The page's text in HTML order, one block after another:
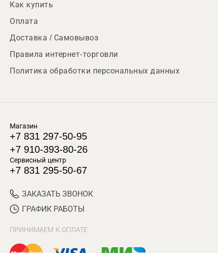
Как купить
Оплата
Доставка / Самовывоз
Правила интернет-торговли
Политика обработки персональных данных
Магазин
+7 831 297-50-95
+7 910-393-80-26
Сервисный центр
+7 831 295-50-67
ЗАКАЗАТЬ ЗВОНОК
ГРАФИК РАБОТЫ
ПРИНИМАЕМ К ОПЛАТЕ